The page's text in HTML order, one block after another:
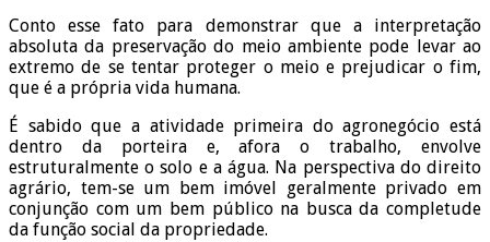
Conto esse fato para demonstrar que a interpretação
absoluta da preservação do meio ambiente pode levar ao
extremo de se tentar proteger o meio e prejudicar o fim,
que é a própria vida humana.
É sabido que a atividade primeira do agronegócio está
dentro da porteira e, afora o trabalho, envolve
estruturalmente o solo e a água. Na perspectiva do direito
agrário, tem-se um bem imóvel geralmente privado em
conjunção com um bem público na busca da completude
da função social da propriedade.